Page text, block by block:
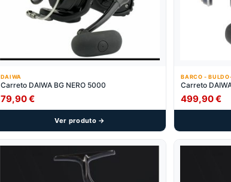
DAIWA
Carreto DAIWA BG NERO 5000
79,90€
Ver produto →
BARCO -
Carreto
499,90€